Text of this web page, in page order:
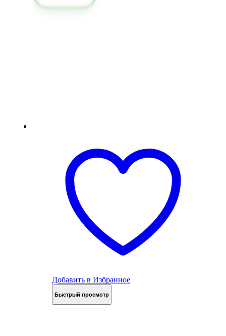
Добавить в Избранное
Быстрый просмотр